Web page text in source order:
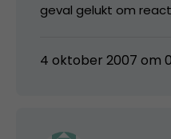
geval gelukt om
4 oktober 2007 om